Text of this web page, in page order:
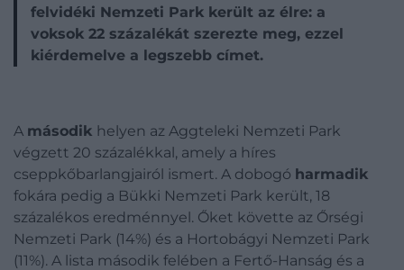
felvidéki Nemzeti Park került az élre: a
voksok 22 százalékát szerezte meg, ezzel
kiérdemelve a legszebb címet.
A második helyen az Aggteleki Nemzeti Park
végzett 20 százalékkal, amely a híres
cseppkőbarlangjairól ismert. A dobogó harmadik
fokára pedig a Bükki Nemzeti Park került, 18
százalékos eredménnyel. Őket követte az Őrségi
Nemzeti Park (14%) és a Hortobágyi Nemzeti Park
(11%). A lista második felében a Fertő-Hanság és a